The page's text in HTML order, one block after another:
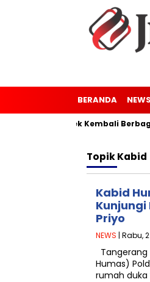
BERANDA NEWS
Kaler-Kresek Kembali Berbagi
TopikKabid
Kabid
Kunjungi
Priyo
NEWS | Rabu,
Tangerang
Humas)
rumah duka